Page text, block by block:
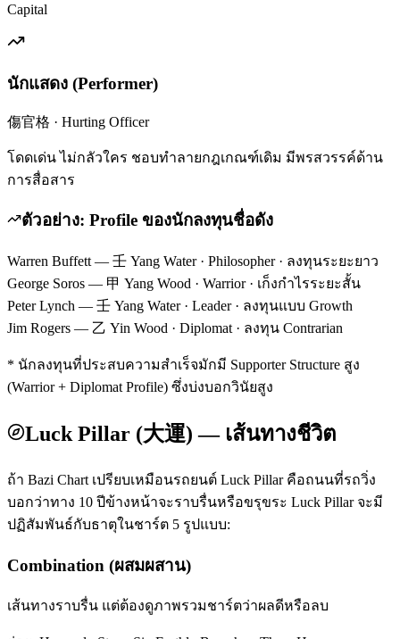
Capital
นักแสดง (Performer)
傷官格 · Hurting Officer
โดดเด่น ไม่กลัวใคร ชอบทำลายกฎเกณฑ์เดิม มีพรสวรรค์ด้าน
การสื่อสาร
ตัวอย่าง: Profile ของนักลงทุนชื่อดัง
Warren Buffett — 壬 Yang Water · Philosopher · ลงทุนระยะยาว
George Soros — 甲 Yang Wood · Warrior · เก็งกำไรระยะสั้น
Peter Lynch — 壬 Yang Water · Leader · ลงทุนแบบ Growth
Jim Rogers — 乙 Yin Wood · Diplomat · ลงทุน Contrarian
* นักลงทุนที่ประสบความสำเร็จมักมี Supporter Structure สูง
(Warrior + Diplomat Profile) ซึ่งบ่งบอกวินัยสูง
Luck Pillar (大運) — เส้นทางชีวิต
ถ้า Bazi Chart เปรียบเหมือนรถยนต์ Luck Pillar คือถนนที่รถวิ่ง
บอกว่าทาง 10 ปีข้างหน้าจะราบรื่นหรือขรุขระ Luck Pillar จะมี
ปฏิสัมพันธ์กับธาตุในชาร์ต 5 รูปแบบ:
Combination (ผสมผสาน)
เส้นทางราบรื่น แต่ต้องดูภาพรวมชาร์ตว่าผลดีหรือลบ